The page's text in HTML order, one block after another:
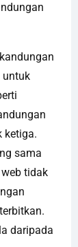
untuk
ketiga.
sama
tidak
daripada